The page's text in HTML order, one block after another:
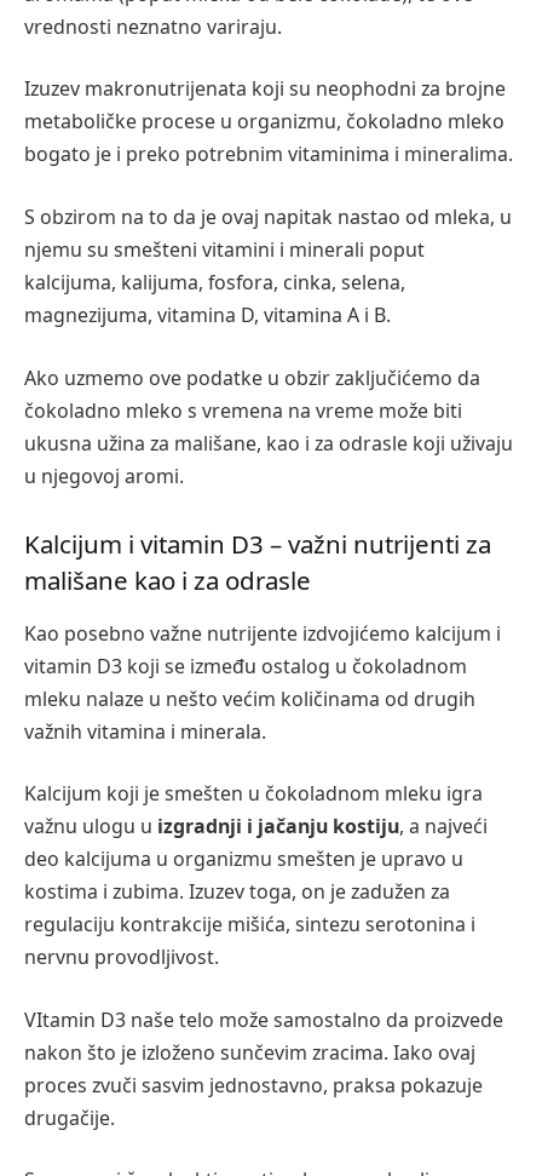
vrednosti neznatno variraju.
Izuzev makronutrijenata koji su neophodni za brojne
metaboličke procese u organizmu, čokoladno mleko
bogato je i preko potrebnim vitaminima i mineralima.
S obzirom na to da je ovaj napitak nastao od mleka, u
njemu su smešteni vitamini i minerali poput
kalcijuma, kalijuma, fosfora, cinka, selena,
magnezijuma, vitamina D, vitamina A i B.
Ako uzmemo ove podatke u obzir zaključićemo da
čokoladno mleko s vremena na vreme može biti
ukusna užina za mališane, kao i za odrasle koji uživaju
u njegovoj aromi.
Kalcijum i vitamin D3 – važni nutrijenti za
mališane kao i za odrasle
Kao posebno važne nutrijente izdvojićemo kalcijum i
vitamin D3 koji se između ostalog u čokoladnom
mleku nalaze u nešto većim količinama od drugih
važnih vitamina i minerala.
Kalcijum koji je smešten u čokoladnom mleku igra
važnu ulogu u izgradnji i jačanju kostiju, a najveći
deo kalcijuma u organizmu smešten je upravo u
kostima i zubima. Izuzev toga, on je zadužen za
regulaciju kontrakcije mišića, sintezu serotonina i
nervnu provodljivost.
VItamin D3 naše telo može samostalno da proizvede
nakon što je izloženo sunčevim zracima. Iako ovaj
proces zvuči sasvim jednostavno, praksa pokazuje
drugačije.